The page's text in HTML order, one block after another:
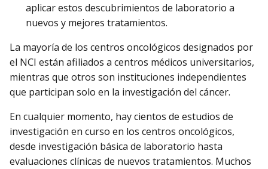
aplicar estos descubrimientos de laboratorio a
nuevos y mejores tratamientos.
La mayoría de los centros oncológicos designados por
el NCI están afiliados a centros médicos universitarios,
mientras que otros son instituciones independientes
que participan solo en la investigación del cáncer.
En cualquier momento, hay cientos de estudios de
investigación en curso en los centros oncológicos,
desde investigación básica de laboratorio hasta
evaluaciones clínicas de nuevos tratamientos. Muchos